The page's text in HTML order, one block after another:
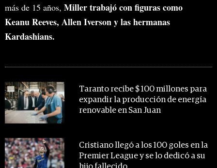
más de 15 años, Miller trabajó con figuras como
Keanu Reeves, Allen Iverson y las hermanas
Kardashians.
Taranto recibe $ 100 millones para
expandir la producción de energía
renovable en San Juan
Cristiano llegó a los 100 goles en la
Premier League y se lo dedicó a su